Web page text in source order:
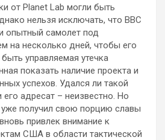
от Planet Lab могли быть
нельзя исключать, что ВВС
опытный самолет под
на несколько дней, чтобы его
управляемая утечка
показать наличие проекта и
успехов. Удался ли такой
его адресат – неизвестно. Но
получил свою порцию славы
привлек внимание к
США в области тактической